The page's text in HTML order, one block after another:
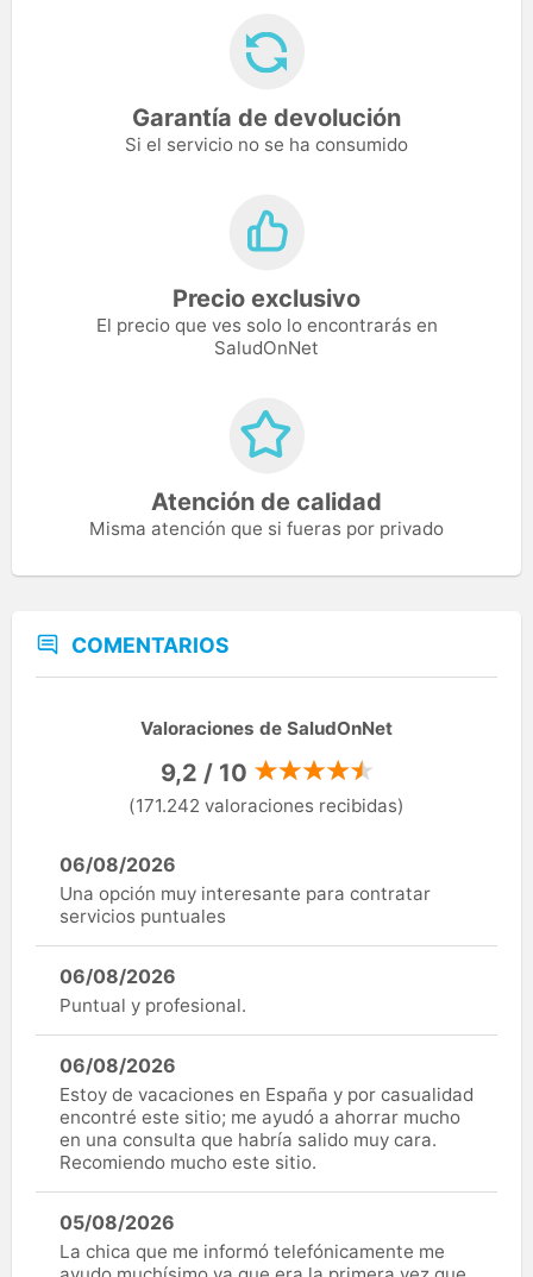
Garantía de devolución
Si el servicio no se ha consumido
Precio exclusivo
El precio que ves solo lo encontrarás en
SaludOnNet
Atención de calidad
Misma atención que si fueras por privado
COMENTARIOS
Valoraciones de SaludOnNet
9,2 / 10
(171.242 valoraciones recibidas)
06/08/2026
Una opción muy interesante para contratar
servicios puntuales
06/08/2026
Puntual y profesional.
06/08/2026
Estoy de vacaciones en España y por casualidad
encontré este sitio; me ayudó a ahorrar mucho
en una consulta que habría salido muy cara.
Recomiendo mucho este sitio.
05/08/2026
La chica que me informó telefónicamente me